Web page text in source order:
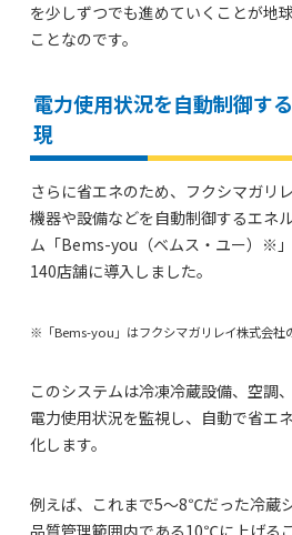
を少しずつでも進めていくことが地
ことなのです。
電力使用状況を自動制御す
現
さらに省エネのため、フクシマガリ
機器や設備などを自動制御するエネ
ム「Bems-you（ベムス・ユー）※
140店舗に導入しました。
※「Bems-you」はフクシマガリレイ株式会社
このシステムは冷凍冷蔵設備、空調
電力使用状況を監視し、自動で省エ
化します。
例えば、これまで5〜8℃だった冷蔵